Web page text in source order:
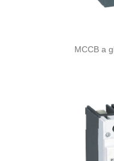
MCCB a